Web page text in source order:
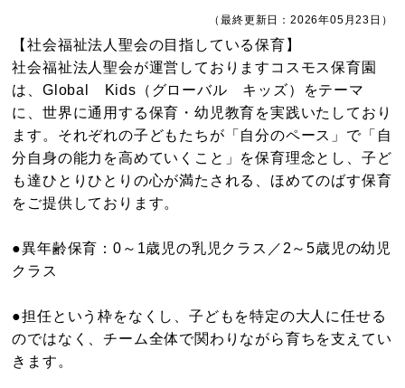
（最終更新日：2026年05月23日）
【社会福祉法人聖会の目指している保育】
社会福祉法人聖会が運営しておりますコスモス保育園
は、Global Kids（グローバル キッズ）をテーマ
に、世界に通用する保育・幼児教育を実践いたしており
ます。それぞれの子どもたちが「自分のペース」で「自
分自身の能力を高めていくこと」を保育理念とし、子ど
も達ひとりひとりの心が満たされる、ほめてのばす保育
をご提供しております。
●異年齢保育：0～1歳児の乳児クラス／2～5歳児の幼児
クラス
●担任という枠をなくし、子どもを特定の大人に任せる
のではなく、チーム全体で関わりながら育ちを支えてい
きます。